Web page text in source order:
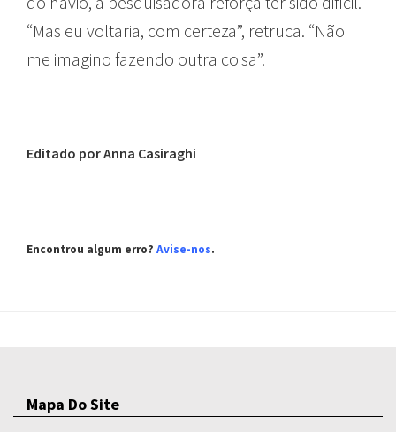
“Mas eu voltaria, com certeza”, retruca. “Não
me imagino fazendo outra coisa”.
Editado por Anna Casiraghi
Encontrou algum erro? Avise-nos.
Mapa Do Site